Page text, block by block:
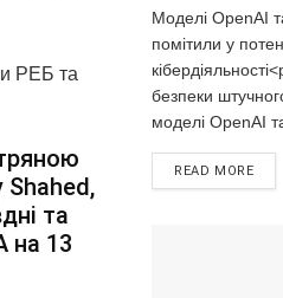
РЕБ та
та
на 13
Моделі OpenAI
помітили у
безпеки
моделі OpenAI
READ MORE